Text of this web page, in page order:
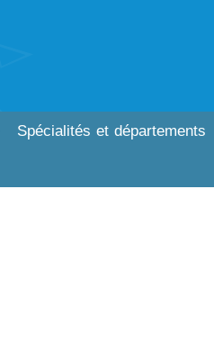
Spécialités et départements